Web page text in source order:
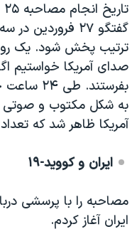
ترتیب پخش شود. یک
صدای آمریکا خواستیم
به شکل مکتوب و صوتی
آمریکا ظاهر شد که
ایران و کووید-۱۹
ایران آغاز کردم.